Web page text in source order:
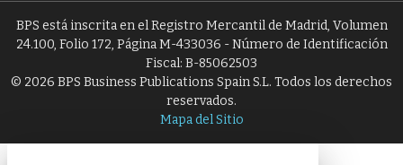
BPS está inscrita en el Registro Mercantil de Madrid, Volumen
24.100, Folio 172, Página M-433036 - Número de Identificación
Fiscal: B-85062503
© 2026 BPS Business Publications Spain S.L. Todos los derechos
reservados.
Mapa del Sitio